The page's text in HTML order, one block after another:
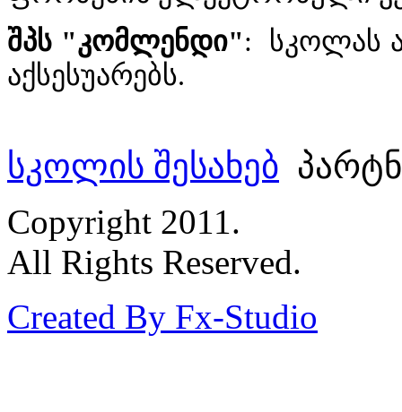
შპს "კომლენდი" : სკოლას
აქსესუარებს.
სკოლის შესახებ
Copyright 2011.
All Rights Reserved.
Created By Fx-Studio